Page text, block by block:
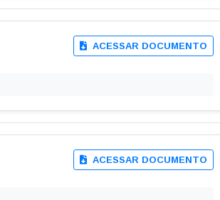
ACESSAR DOCUMENTO
ACESSAR DOCUMENTO